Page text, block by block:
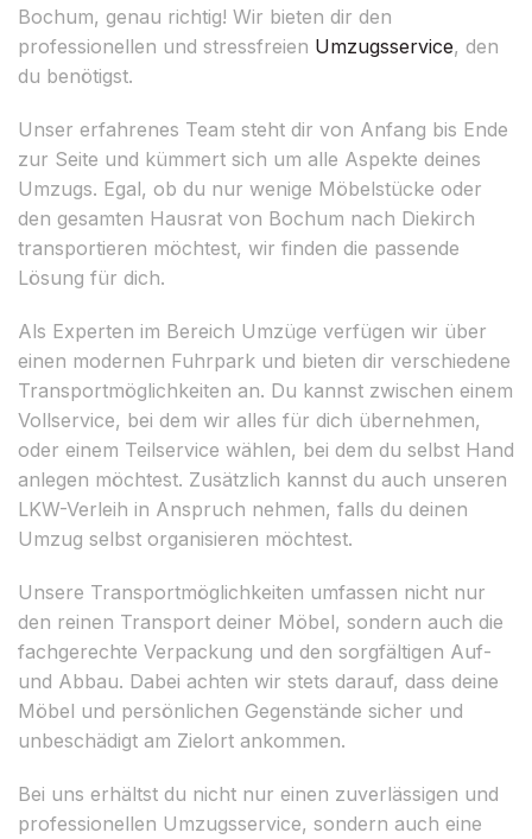
Bochum, genau richtig! Wir bieten dir den
professionellen und stressfreien Umzugsservice, den
du benötigst.
Unser erfahrenes Team steht dir von Anfang bis Ende
zur Seite und kümmert sich um alle Aspekte deines
Umzugs. Egal, ob du nur wenige Möbelstücke oder
den gesamten Hausrat von Bochum nach Diekirch
transportieren möchtest, wir finden die passende
Lösung für dich.
Als Experten im Bereich Umzüge verfügen wir über
einen modernen Fuhrpark und bieten dir verschiedene
Transportmöglichkeiten an. Du kannst zwischen einem
Vollservice, bei dem wir alles für dich übernehmen,
oder einem Teilservice wählen, bei dem du selbst Hand
anlegen möchtest. Zusätzlich kannst du auch unseren
LKW-Verleih in Anspruch nehmen, falls du deinen
Umzug selbst organisieren möchtest.
Unsere Transportmöglichkeiten umfassen nicht nur
den reinen Transport deiner Möbel, sondern auch die
fachgerechte Verpackung und den sorgfältigen Auf-
und Abbau. Dabei achten wir stets darauf, dass deine
Möbel und persönlichen Gegenstände sicher und
unbeschädigt am Zielort ankommen.
Bei uns erhältst du nicht nur einen zuverlässigen und
professionellen Umzugsservice, sondern auch eine